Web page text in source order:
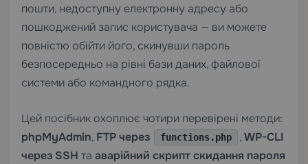
пошти, недоступну електронну адресу або
пошкоджений запис користувача — ви можете
повністю обійти його, скинувши пароль
безпосередньо на рівні бази даних, файлової
системи або командного рядка.
Цей посібник охоплює чотири перевірені методи:
phpMyAdmin, FTP через functions.php ,WP-CLI
через SSH та аварійний скрипт скидання пароля